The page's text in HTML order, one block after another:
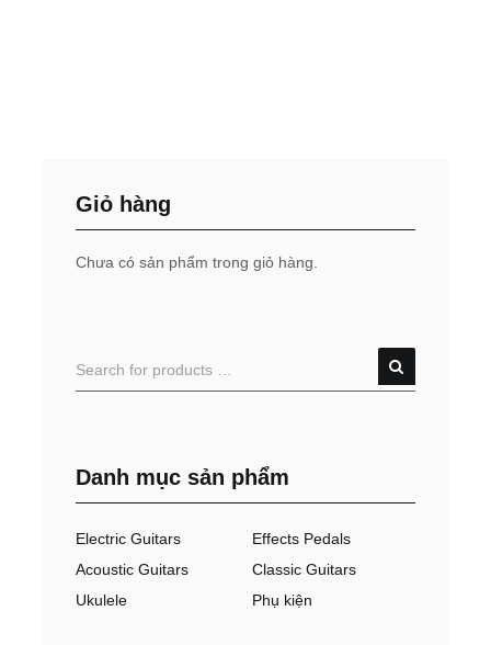
Giỏ hàng
Chưa có sản phẩm trong giỏ hàng.
Danh mục sản phẩm
Electric Guitars
Effects Pedals
Acoustic Guitars
Classic Guitars
Ukulele
Phụ kiện